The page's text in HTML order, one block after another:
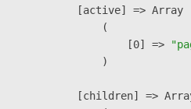
            [active] => Array
                (
                    [0] =>
                )
[children] =>